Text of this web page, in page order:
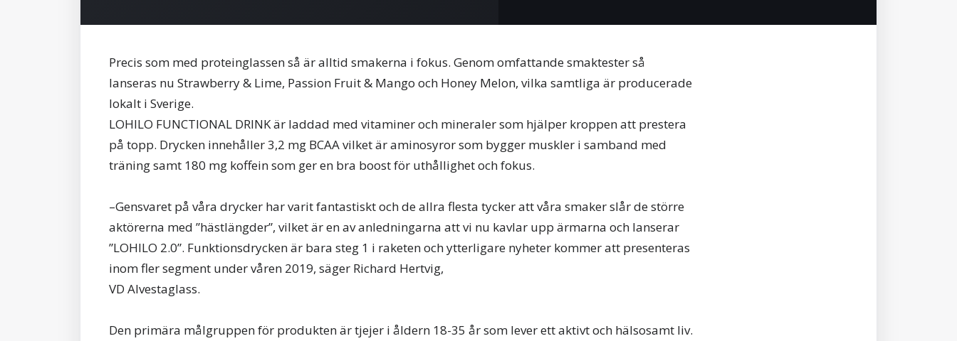
Precis som med proteinglassen så är alltid smakerna i fokus. Genom omfattande smaktester så
lanseras nu Strawberry & Lime, Passion Fruit & Mango och Honey Melon, vilka samtliga är producerade
lokalt i Sverige.
LOHILO FUNCTIONAL DRINK är laddad med vitaminer och mineraler som hjälper kroppen att prestera
på topp. Drycken innehåller 3,2 mg BCAA vilket är aminosyror som bygger muskler i samband med
träning samt 180 mg koffein som ger en bra boost för uthållighet och fokus.
–Gensvaret på våra drycker har varit fantastiskt och de allra flesta tycker att våra smaker slår de större
aktörerna med ”hästlängder”, vilket är en av anledningarna att vi nu kavlar upp ärmarna och lanserar
”LOHILO 2.0”. Funktionsdrycken är bara steg 1 i raketen och ytterligare nyheter kommer att presenteras
inom fler segment under våren 2019, säger Richard Hertvig,
VD Alvestaglass.
Den primära målgruppen för produkten är tjejer i åldern 18-35 år som lever ett aktivt och hälsosamt liv.